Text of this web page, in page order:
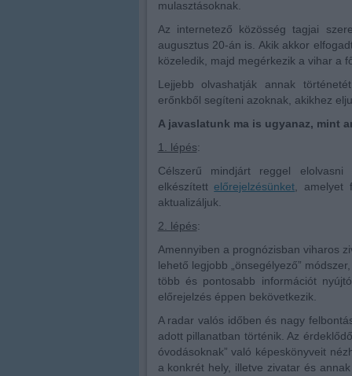
mulasztásoknak.
Az internetező közösség tagjai
augusztus 20-án is. Akik akkor
közeledik, majd megérkezik a vihar a
Lejjebb olvashatják annak
erőnkből segíteni azoknak, akikhez
A javaslatunk ma is ugyanaz, mint
1. lépés:
Célszerű mindjárt reggel
elkészítettelőrejelzésünket , amelyet
aktualizáljuk.
2. lépés:
Amennyiben a prognózisban viharos
lehető legjobb „önsegélyező”
több és pontosabb információt
előrejelzés éppen bekövetkezik.
A radar valós időben és nagy
adott pillanatban történik. Az
óvodásoknak” való képeskönyveit
a konkrét hely, illetve zivatar és